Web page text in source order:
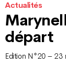
Actualités
départ
Edition N°20 – 23